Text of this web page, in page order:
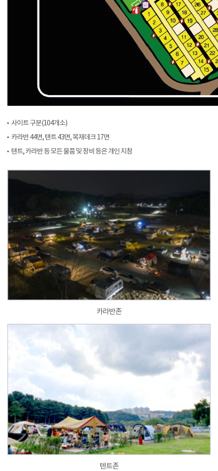
사이트 구분(104개소)
카라반 44면, 텐트 43면, 목재데크 17면
텐트, 카라반 등 모든 물품 및 장비 등은 개인 지참
카라반존
텐트존